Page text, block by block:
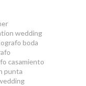
wedding
boda
casamiento
punta